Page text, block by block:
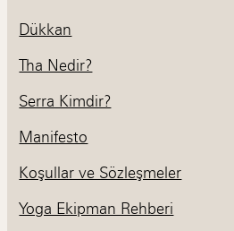
Dükkan
Tha Nedir?
Serra Kimdir?
Manifesto
Koşullar ve Sözleşmeler
Yoga Ekipman Rehberi